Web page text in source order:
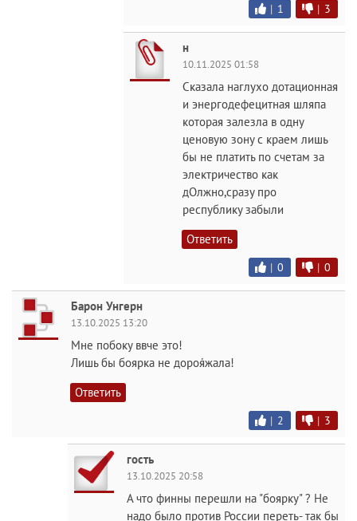
| 1 | 3
н
10.11.2025 01:58
Сказала наглухо дотационная
и энергодефецитная шляпа
которая залезла в одну
ценовую зону с краем лишь
бы не платить по счетам за
электричество как
дОлжно,сразу про
республику забыли
Ответить
| 0 | 0
Барон Унгерн
13.10.2025 13:20
Мне побоку ввче это!
Лишь бы боярка не дороя́жала!
Ответить
| 2 | 3
гость
13.10.2025 20:58
А что финны перешли на "боярку" ? Не
надо было против России переть- так бы